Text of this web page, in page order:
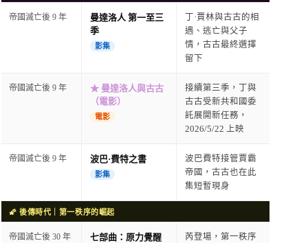
帝國滅亡後 9 年
曼達洛人 第一至三
季
影集
丁·賈林與古古的相
遇、逃亡與父子
情，古古最終選擇
留下
帝國滅亡後 9 年
★ 曼達洛人與古古
（電影）
電影
接續第三季，丁與
古古受新共和國委
託展開新任務，
2026/5/22 上映
帝國滅亡後 9 年 波巴·費特之書
影集
波巴費特接管賈霸
帝國，古古也在此
集短暫現身
🌠 後傳時代｜第一秩序的崛起
帝國滅亡後 30 年 七部曲：原力覺醒
芮登場，第一秩序